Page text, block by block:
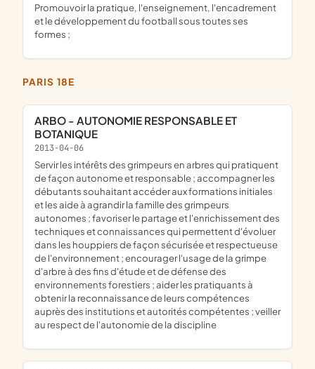
promouvoir la pratique, l'enseignement, l'encadrement
et le développement du football sous toutes ses
formes ;
PARIS 18E
ARBO - AUTONOMIE RESPONSABLE ET
BOTANIQUE
2013-04-06
servir les intérêts des grimpeurs en arbres qui pratiquent
de façon autonome et responsable ; accompagner les
débutants souhaitant accéder aux formations initiales
et les aide à agrandir la famille des grimpeurs
autonomes ; favoriser le partage et l'enrichissement des
techniques et connaissances qui permettent d'évoluer
dans les houppiers de façon sécurisée et respectueuse
de l'environnement ; encourager l'usage de la grimpe
d'arbre à des fins d'étude et de défense des
environnements forestiers ; aider les pratiquants à
obtenir la reconnaissance de leurs compétences
auprès des institutions et autorités compétentes ; veiller
au respect de l'autonomie de la discipline